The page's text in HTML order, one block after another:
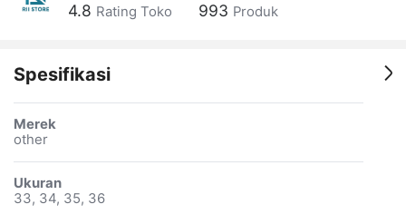
4.8 Rating Toko 993 Produk
Spesifikasi
Merek
other
Ukuran
33, 34, 35, 36